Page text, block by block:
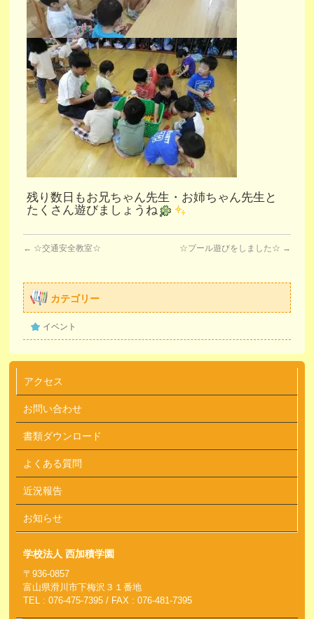
残り数日もお兄ちゃん先生・お姉ちゃん先生と
たくさん遊びましょうね
← ☆交通安全教室☆ ☆プール遊びをしました☆ →
カテゴリー
イベント
アクセス
お問い合わせ
書類ダウンロード
よくある質問
近況報告
お知らせ
学校法人 西加積学園
〒936-0857
富山県滑川市下梅沢３１番地
TEL : 076-475-7395 / FAX : 076-481-7395